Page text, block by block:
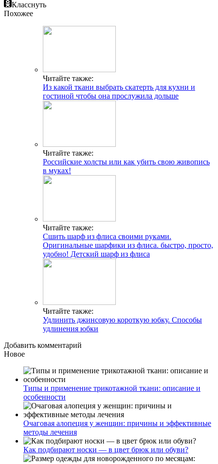
Класснуть
Похожее
Читайте также:
Из какой ткани выбрать скатерть для кухни и
гостиной чтобы она прослужила дольше
Читайте также:
Российские холсты или как убить свою живопись
в муках!
Читайте также:
Сшить шарф из флиса своими руками.
Оригинальные шарфики из флиса. быстро, просто,
удобно! Детский шарф из флиса
Читайте также:
Удлинить джинсовую короткую юбку. Способы
удлинения юбки
Добавить комментарий
Новое
Типы и применение трикотажной ткани: описание и
особенности
Очаговая алопеция у женщин: причины и эффективные
методы лечения
Как подбирают носки — в цвет брюк или обуви?